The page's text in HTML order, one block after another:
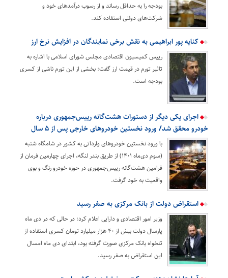
بودجه را به حداقل رساند و از رسوب درآمدهای خود و
شرکت‌های دولتی استفاده کند.
کنایه پور ابراهیمی به نقش برخی نمایندگان در افزایش نرخ ارز
رییس کمیسیون اقتصادی مجلس شورای اسلامی با اشاره به
تاثیر تورم در قیمت ارز گفت: بخشی از این تورم ناشی از کسری
بودجه است.
اجرای یکی دیگر از دستورات هشت‌گانه رییس‌جمهوری درباره
خودرو محقق شد/ ورود نخستین خودروهای خارجی پس از ۵ سال
با ورود نخستین خودروهای وارداتی به کشور در شامگاه شنبه
(سوم دی‌ماه ۱۴۰۱) از طریق بندر لنگه، اجرای چهارمین فرمان از
فرامین هشت‌گانه رییس‌جمهوری در حوزه خودرو رنگ و بوی
واقعیت به خود گرفت.
استقراض دولت از بانک مرکزی به صفر رسید
وزیر امور اقتصادی و دارایی اعلام کرد: در حالی که در دی ماه
پارسال دولت بیش از ۴۰ هزار میلیارد تومان کسری استفاده از
تنخواه بانک مرکزی صورت گرفته بود، ابتدای دی ماه امسال
این استقراض به صفر رسید.